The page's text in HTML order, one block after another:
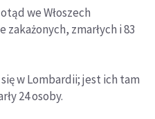
we Włoszech
zmarłych i 83
w Lombardii; jest ich tam
24 osoby.